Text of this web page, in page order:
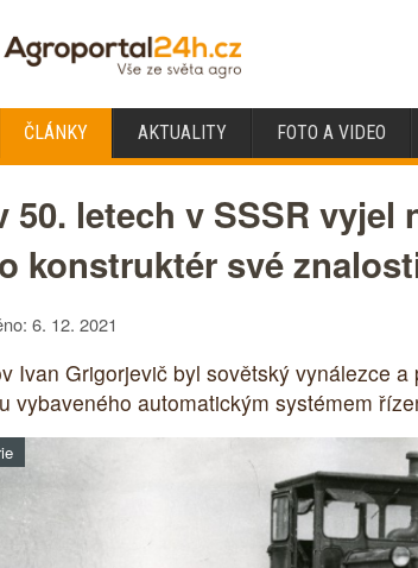
ČLÁNKY AKTUALITY FOTO A VIDEO
50. letech v SSSR
konstruktér své
6. 12. 2021
Ivan Grigorjevič byl sovětský vynálezce
vybaveného automatickým systémem